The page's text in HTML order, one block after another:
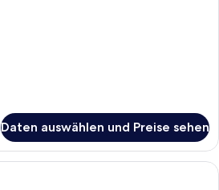
Daten auswählen und Preise sehen